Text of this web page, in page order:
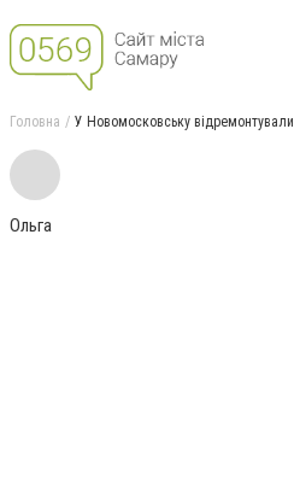
Головна У Новомосковську
Ольга